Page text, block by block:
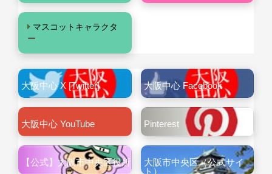
マスコットキャラクタ
ー
大阪中心 X [Twitter] 大阪中心 Facebook
大阪中心 YouTube Pinterest
【公式】大阪市中央区役所
大阪市中央区（公式サイ
ト）